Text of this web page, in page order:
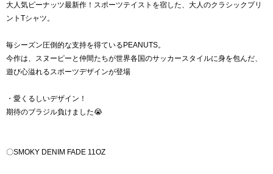
大人気ピーナッツ最新作！スポーツテイストを宿した、大人のクラシックプリ
ントTシャツ。
毎シーズン圧倒的な支持を得ているPEANUTS。
今作は、スヌーピーと仲間たちが世界各国のサッカースタイルに身を包んだ、
遊び心溢れるスポーツデザインが登場
・愛くるしいデザイン！
期待のブラジル負けました😭
〇SMOKY DENIM FADE 11OZ